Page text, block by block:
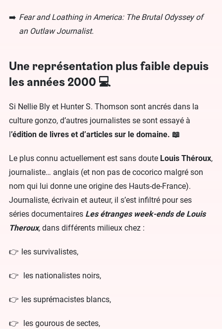
Fear and Loathing in America: The Brutal Odyssey of
an Outlaw Journalist.
Une représentation plus faible depuis
les années 2000 💻
Si Nellie Bly et Hunter S. Thomson sont ancrés dans la
culture gonzo, d’autres journalistes se sont essayé à
l’édition de livres et d’articles sur le domaine. 📖
Le plus connu actuellement est sans doute Louis Théroux,
journaliste… anglais (et non pas de cocorico malgré son
nom qui lui donne une origine des Hauts-de-France).
Journaliste, écrivain et auteur, il s’est infiltré pour ses
séries documentaires Les étranges week-ends de Louis
Theroux, dans différents milieux chez :
les survivalistes,
les nationalistes noirs,
les suprémacistes blancs,
les gourous de sectes,